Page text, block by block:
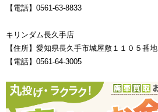
【電話】0561-63-8833
キリンダム長久手店
【住所】愛知県長久手市城屋敷１１０５番地
【電話】0561-64-3005